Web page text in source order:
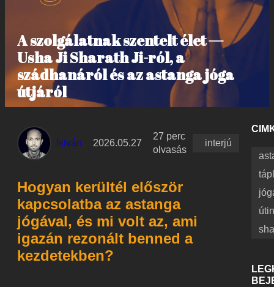
A szolgálatnak szentelt élet —
Usha Ji Sharath Ji-ról, a
szádhanáról és az astanga jóga
útjáról
István 2026.05.27
27 perc
olvasás
interjú
Hogyan kerültél először
kapcsolatba az astanga
jógával, és mi volt az, ami
igazán rezonált benned a
kezdetekben?